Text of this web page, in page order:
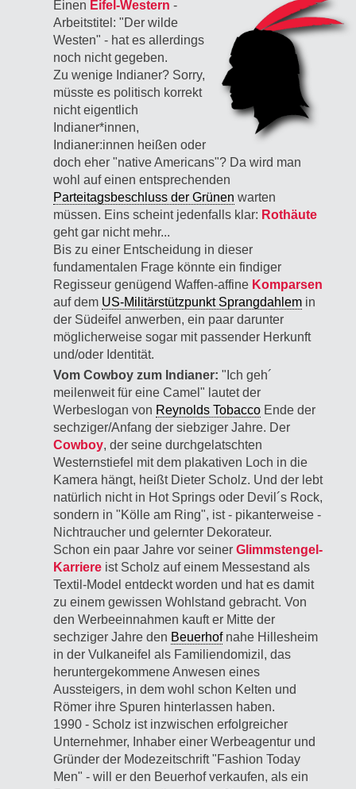
Einen Eifel-Western -
Arbeitstitel: "Der wilde
Westen" - hat es allerdings
noch nicht gegeben.
Zu wenige Indianer? Sorry,
müsste es politisch korrekt
nicht eigentlich
Indianer*innen,
Indianer:innen heißen oder
doch eher "native Americans"? Da wird man
wohl auf einen entsprechenden
Parteitagsbeschluss der Grünen warten
müssen. Eins scheint jedenfalls klar: Rothäute
geht gar nicht mehr...
Bis zu einer Entscheidung in dieser
fundamentalen Frage könnte ein findiger
Regisseur genügend Waffen-affine Komparsen
auf dem US-Militärstützpunkt Sprangdahlem in
der Südeifel anwerben, ein paar darunter
möglicherweise sogar mit passender Herkunft
und/oder Identität.
Vom Cowboy zum Indianer: "Ich geh´
meilenweit für eine Camel" lautet der
Werbeslogan von Reynolds Tobacco Ende der
sechziger/Anfang der siebziger Jahre. Der
Cowboy, der seine durchgelatschten
Westernstiefel mit dem plakativen Loch in die
Kamera hängt, heißt Dieter Scholz. Und der lebt
natürlich nicht in Hot Springs oder Devil´s Rock,
sondern in "Kölle am Ring", ist - pikanterweise -
Nichtraucher und gelernter Dekorateur.
Schon ein paar Jahre vor seiner Glimmstengel-
Karriere ist Scholz auf einem Messestand als
Textil-Model entdeckt worden und hat es damit
zu einem gewissen Wohlstand gebracht. Von
den Werbeeinnahmen kauft er Mitte der
sechziger Jahre den Beuerhofnahe Hillesheim
in der Vulkaneifel als Familiendomizil, das
heruntergekommene Anwesen eines
Aussteigers, in dem wohl schon Kelten und
Römer ihre Spuren hinterlassen haben.
1990 - Scholz ist inzwischen erfolgreicher
Unternehmer, Inhaber einer Werbeagentur und
Gründer der Modezeitschrift "Fashion Today
Men" - will er den Beuerhof verkaufen, als ein